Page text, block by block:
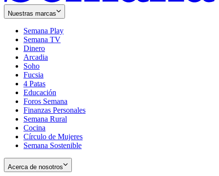
Nuestras marcas
Semana Play
Semana TV
Dinero
Arcadia
Soho
in
new
window
Fucsia
in
new
window
4 Patas
Educación
Foros Semana
Finanzas Personales
Semana Rural
Cocina
Círculo de Mujeres
Semana Sostenible
Acerca de nosotros